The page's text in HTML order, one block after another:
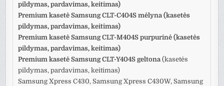
pildymas, pardavimas, keitimas)
Premium kasetė Samsung CLT-C404S mėlyna (kasetės
pildymas, pardavimas, keitimas)
Premium kasetė Samsung CLT-M404S purpurinė (kasetės
pildymas, pardavimas, keitimas)
Premium kasetė Samsung CLT-Y404S geltona(kasetės
pildymas, pardavimas, keitimas)
Samsung Xpress C430, Samsung Xpress C430W, Samsung